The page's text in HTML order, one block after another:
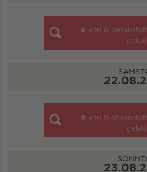
6 von 6
9 von 9